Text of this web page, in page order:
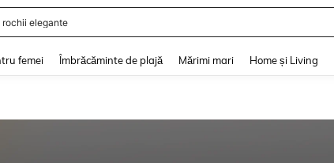
rochii elegante
femei Îmbrăcăminte de plajă Mărimi mari Home și Living